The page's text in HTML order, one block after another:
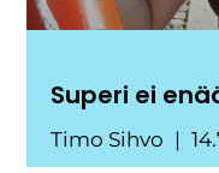
Superi ei
Timo Sihvo